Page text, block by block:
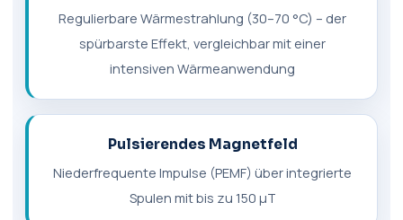
Regulierbare Wärmestrahlung (30–70 °C) – der
spürbarste Effekt, vergleichbar mit einer
intensiven Wärmeanwendung
Pulsierendes Magnetfeld
Niederfrequente Impulse (PEMF) über integrierte
Spulen mit bis zu 150 µT